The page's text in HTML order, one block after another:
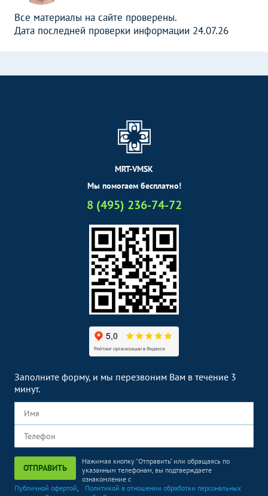
Все материалы на сайте проверены.
Дата последней проверки информации 24.07.26
MRT-VMSK
Мы помогаем бесплатно!
8 (495) 236-74-72
Заполните форму, и мы перезвоним Вам в течение 3
минут.
ОТПРАВИТЬ
Нажимая кнопку "Отправить" или обращаясь по
указанным телефонам, вы подтверждаете
ознакомление с
Публичной офертой,
Политикой в отношении обработки персональных